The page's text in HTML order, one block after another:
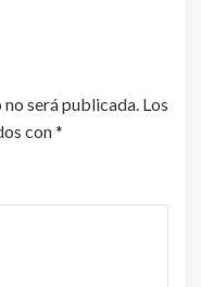
será publicada. Los
con*